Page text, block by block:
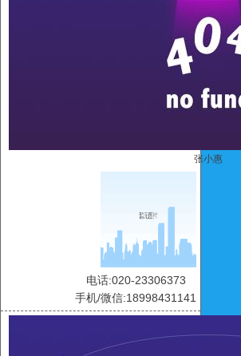
张小惠
电话:020-23306373
手机/微信:18998431141